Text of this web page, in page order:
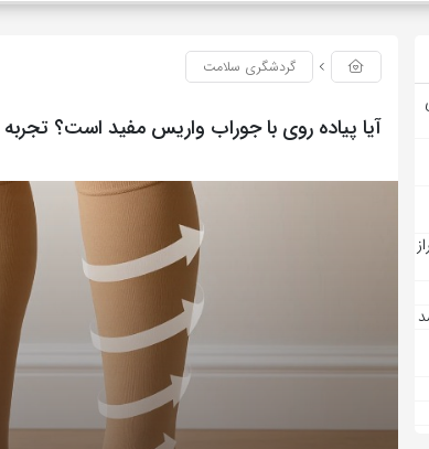
گردشگری سلامت
آیا پیاده‌ روی با جوراب واریس مفید است؟ تجربه